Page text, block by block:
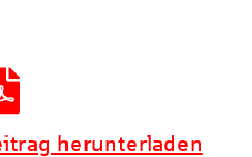
herunterladen